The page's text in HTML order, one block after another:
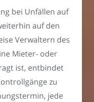
bei Unfällen auf
auf den
Verwaltern des
Mieter- oder
ist, entbindet
zu
jede